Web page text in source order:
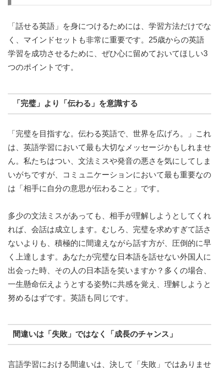
「話せる英語」を身につけるためには、学習方法だけでな
く、マインドセットも非常に重要です。25歳からの英語
学習を成功させるために、ぜひ心に留めておいてほしい3
つのポイントです。
「完璧」より「伝わる」を意識する
「完璧を目指すな。伝わる英語で、世界を広げろ。」これ
は、英語学習において最も大切なメッセージかもしれませ
ん。私たちはつい、文法ミスや発音の悪さを気にしてしま
いがちですが、コミュニケーションにおいて最も重要なの
は「相手に自分の意思が伝わること」です。
多少の文法ミスがあっても、相手が理解しようとしてくれ
れば、会話は成立します。むしろ、完璧を求めすぎて話さ
ないよりも、積極的に間違えながら話す方が、圧倒的に早
く上達します。あなたが完璧な日本語を話せない外国人に
出会った時、その人の日本語を笑いますか？多くの場合、
一生懸命伝えようとする姿勢に共感を覚え、理解しようと
努めるはずです。英語も同じです。
間違いは「失敗」ではなく「成長のチャンス」
言語学習における間違いは、決して「失敗」ではありませ